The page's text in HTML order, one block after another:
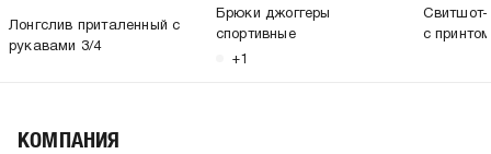
Лонгслив приталенный с
рукавами 3/4
Брюки джоггеры
спортивные
+1
Свитшот-
с
КОМПАНИЯ